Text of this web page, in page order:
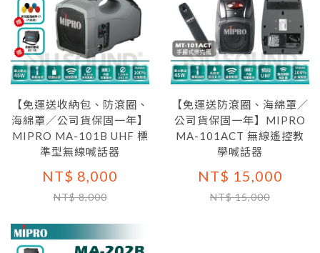
【免運送收納包、防滾圈、
海綿罩／公司貨保固一年】
MIPRO MA-101B UHF 標
準型無線喊話器
NT$ 8,000
NT$ 8,000
【免運送防滾圈、海綿罩／
公司貨保固一年】MIPRO
MA-101ACT 無線遙控教
學喊話器
NT$ 15,000
NT$ 15,000